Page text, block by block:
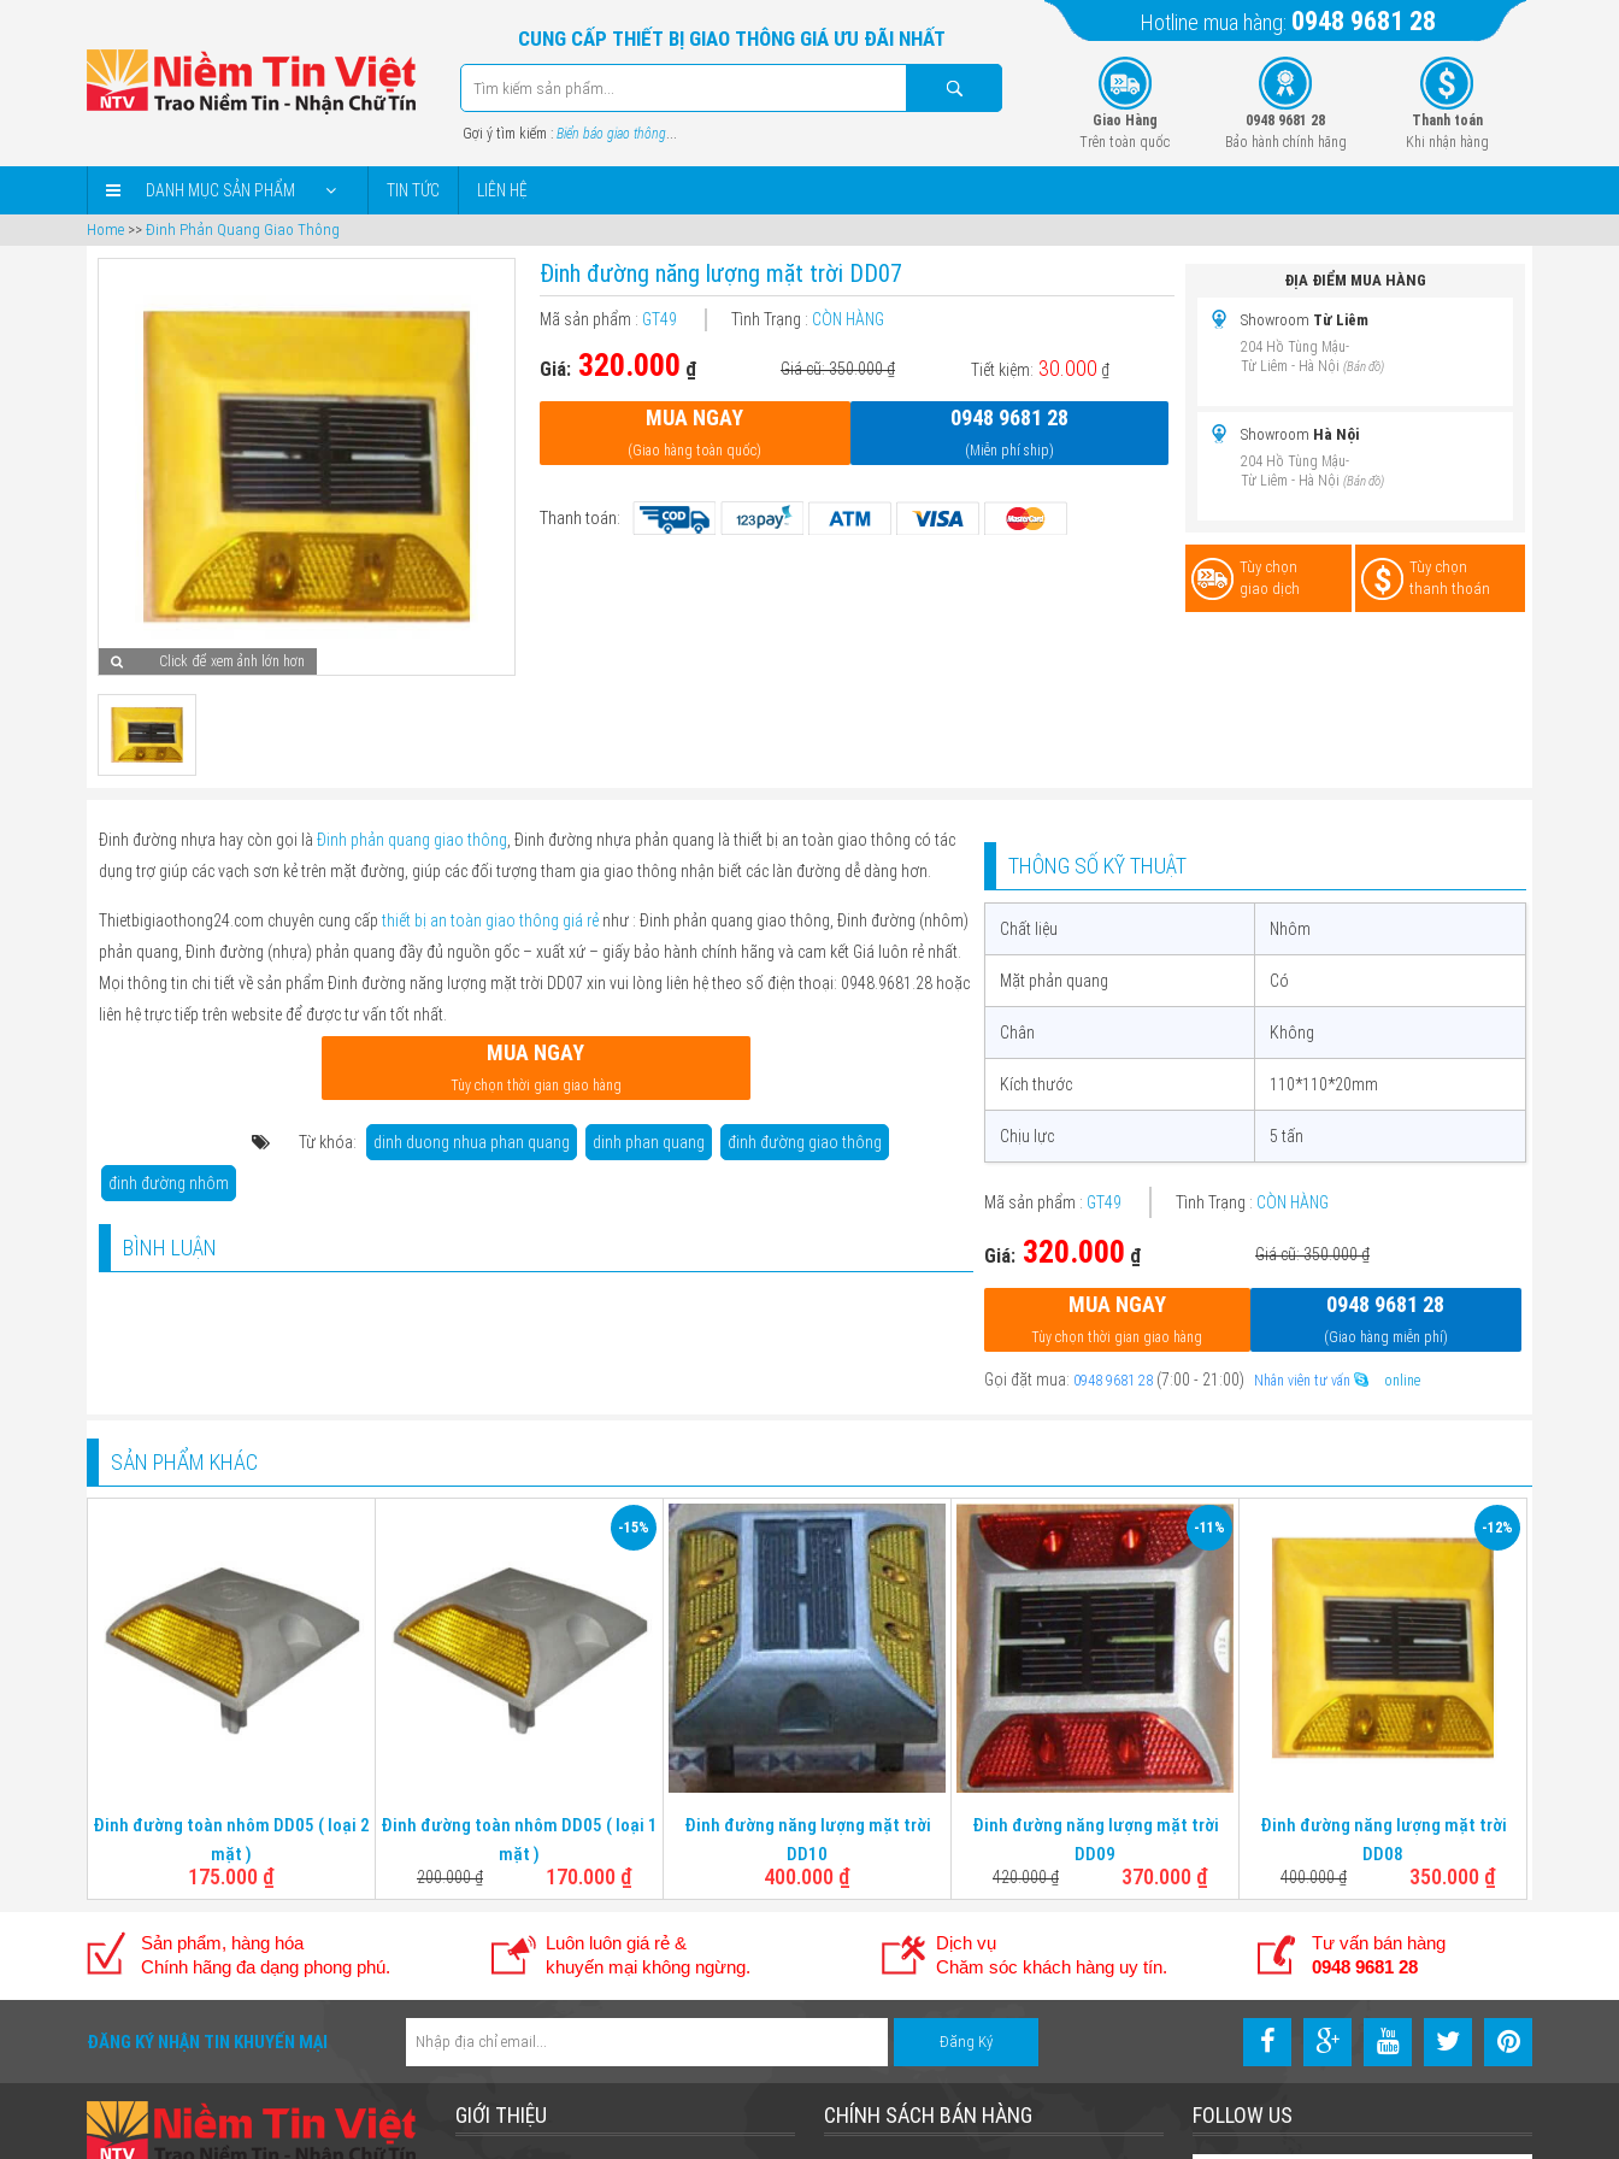
CUNG CẤP THIẾT BỊ GIAO THÔNG GIÁ ƯU ĐÃI NHẤT
Gợi ý tìm kiếm : Biển báo giao thông...
Hotline mua hàng: 0948 9681 28
Giao Hàng
Trên toàn quốc
0948 9681 28
Bảo hành chính hãng
Thanh toán
Khi nhận hàng
DANH MỤC SẢN PHẨM TIN TỨC LIÊN HỆ
Home >> Đinh Phản Quang Giao Thông
Click để xem ảnh lớn hơn
Đinh đường năng lượng mặt trời DD07
Mã sản phẩm : GT49 Tình Trạng : CÒN HÀNG
Giá:320.000 ₫ Giá cũ: 350.000₫ Tiết kiệm: 30.000 ₫
MUA NGAY
(Giao hàng toàn quốc)
0948 9681 28
(Miễn phí ship)
Thanh toán:
ĐỊA ĐIỂM MUA HÀNG
Showroom Từ Liêm
204 Hồ Tùng Mậu-
Từ Liêm - Hà Nội (Bản đồ)
Showroom Hà Nội
204 Hồ Tùng Mậu-
Từ Liêm - Hà Nội (Bản đồ)
Tùy chọn
giao dịch
Tùy chọn
thanh thoán
Đinh đường nhựa hay còn gọi là Đinh phản quang giao thông , Đinh đường nhựa phản quang là thiết bị an toàn giao thông có tác
dụng trợ giúp các vạch sơn kẻ trên mặt đường, giúp các đối tượng tham gia giao thông nhận biết các làn đường dễ dàng hơn.
Thietbigiaothong24.com chuyên cung cấp thiết bị an toàn giao thông giá rẻ như : Đinh phản quang giao thông, Đinh đường (nhôm)
phản quang, Đinh đường (nhựa) phản quang đầy đủ nguồn gốc – xuất xứ – giấy bảo hành chính hãng và cam kết Giá luôn rẻ nhất.
Mọi thông tin chi tiết về sản phẩm Đinh đường năng lượng mặt trời DD07 xin vui lòng liên hệ theo số điện thoại: 0948.9681.28 hoặc
liên hệ trực tiếp trên website để được tư vấn tốt nhất.
MUA NGAY
Tùy chọn thời gian giao hàng
Từ khóa: dinh duong nhua phan quang dinh phan quang đinh đường giao thông
đinh đường nhôm
BÌNH LUẬN
THÔNG SỐ KỸ THUẬT
Chất liệu Nhôm
Mặt phản quang Có
Chân Không
Kích thước 110*110*20mm
Chịu lực 5 tấn
Mã sản phẩm : GT49 Tình Trạng : CÒN HÀNG
Giá: 320.000 ₫ Giá cũ: 350.000₫
MUA NGAY
Tùy chọn thời gian giao hàng
0948 9681 28
(Giao hàng miễn phí)
Gọi đặt mua: 0948 9681 28 (7:00 - 21:00) Nhân viên tư vấn online
SẢN PHẨM KHÁC
phản
quang
Có
116mm*104mm*104mm
Đinh đường toàn nhôm DD05 ( loại 2
mặt )
175.000 ₫
-15%
Đinh đường toàn nhôm DD05 ( loại 1
mặt )
200.000₫ 170.000₫
Chất liệu Nhôm
Mặt phản
quang
Có
Chân Không
Kích thước 110*110*20mm
Chịu lực
Đinh đường năng lượng mặt trời
DD10
400.000 ₫
Chất liệu Nhôm
Mặt phản
Có
Chân Không
Kích thước 110*110*20mm
Chịu lực 10 tấn
-11%
Đinh đường năng lượng mặt trời
DD09
420.000₫ 370.000₫
Mặt phản
quang
Không
Kích thước 110*110*20mm
Chịu lực 10 tấn
-12%
Đinh đường năng lượng mặt trời
DD08
400.000₫ 350.000₫
Sản phẩm, hàng hóa
Chính hãng đa dạng phong phú.
Luôn luôn giá rẻ &
khuyến mại không ngừng.
Dịch vụ
Chăm sóc khách hàng uy tín.
Tư vấn bán hàng
0948 9681 28
ĐĂNG KÝ NHẬN TIN KHUYẾN MẠI
GIỚI THIỆU CHÍNH SÁCH BÁN HÀNG FOLLOW US